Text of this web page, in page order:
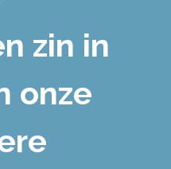
zin in
onze